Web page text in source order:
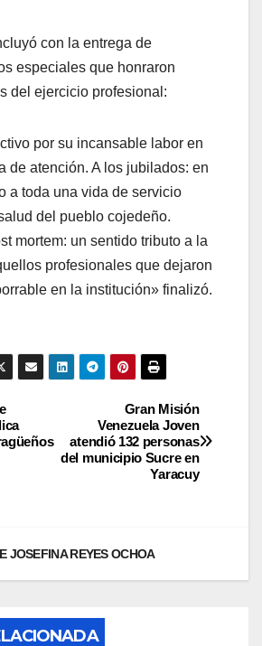
con la entrega de
especiales que honraron
del ejercicio profesional:
por su incansable labor en
de atención. A los jubilados: en
a toda una vida de servicio
del pueblo cojedeño.
mortem: un sentido tributo a la
profesionales que dejaron
en la institución» finalizó.
Gran Misión
Venezuela Joven
atendió 132 personas
del municipio Sucre en
Yaracuy
JOSEFINA REYES OCHOA